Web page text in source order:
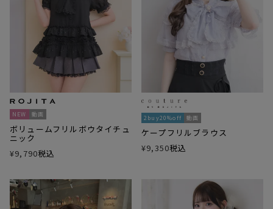
NEW 動画
ボリュームフリルボウタイチュ
ニック
¥9,790税込
2buy20%off 動画
ケープフリルブラウス
¥9,350税込